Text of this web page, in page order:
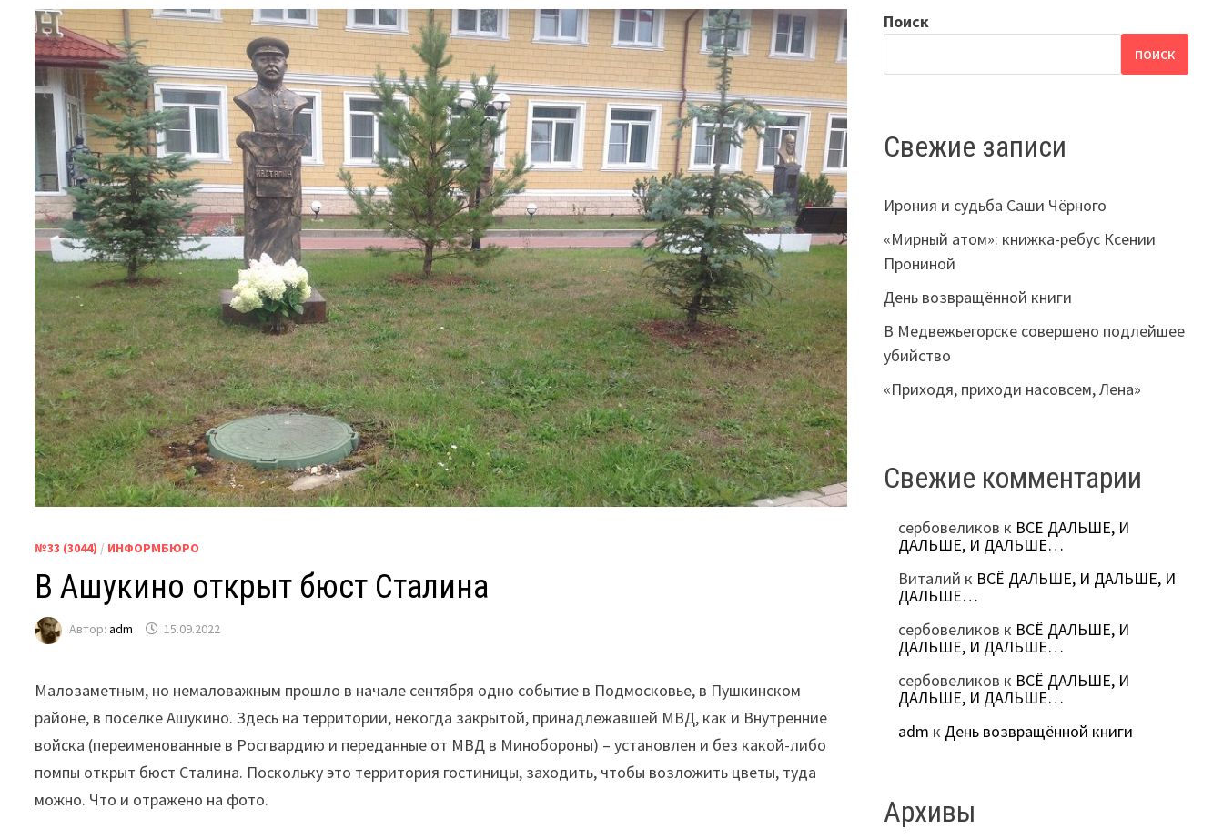
№33 (3044) / ИНФОРМБЮРО
В Ашукино открыт бюст Сталина
Автор:adm 15.09.2022
Малозаметным, но немаловажным прошло в начале сентября одно событие в Подмосковье, в Пушкинском
районе, в посёлке Ашукино. Здесь на территории, некогда закрытой, принадлежавшей МВД, как и Внутренние
войска (переименованные в Росгвардию и переданные от МВД в Минобороны) – установлен и без какой-либо
помпы открыт бюст Сталина. Поскольку это территория гостиницы, заходить, чтобы возложить цветы, туда
можно. Что и отражено на фото.
Поиск
ПОИСК
Свежие записи
Ирония и судьба Саши Чёрного
«Мирный атом»: книжка-ребус Ксении
Прониной
День возвращённой книги
В Медвежьегорске совершено подлейшее
убийство
«Приходя, приходи насовсем, Лена»
Свежие комментарии
сербовеликов к ВСЁ ДАЛЬШЕ, И
ДАЛЬШЕ, И ДАЛЬШЕ…
Виталий к ВСЁ ДАЛЬШЕ, И ДАЛЬШЕ, И
ДАЛЬШЕ…
сербовеликов к ВСЁ ДАЛЬШЕ, И
ДАЛЬШЕ, И ДАЛЬШЕ…
сербовеликов к ВСЁ ДАЛЬШЕ, И
ДАЛЬШЕ, И ДАЛЬШЕ…
adm к День возвращённой книги
Архивы